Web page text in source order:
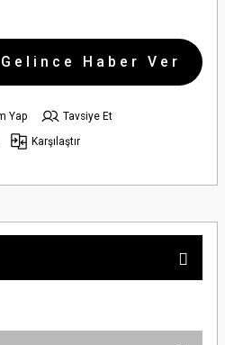
Haber Ver
Yap
Tavsiye Et
Karşılaştır